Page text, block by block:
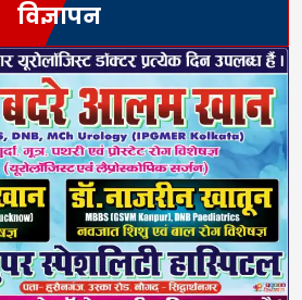
विज्ञापन